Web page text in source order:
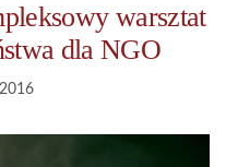
warsztat
dla NGO